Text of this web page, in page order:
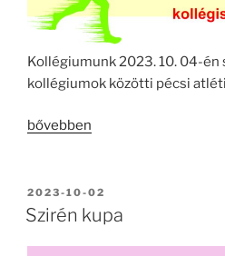
Kollégiumunk 2023. 10. 04-
kollégiumok közötti pécsi
„Apáczai
kollégiumok
közötti
bővebben
BEKÜLDVE:
2023-10-02
Szirén kupa